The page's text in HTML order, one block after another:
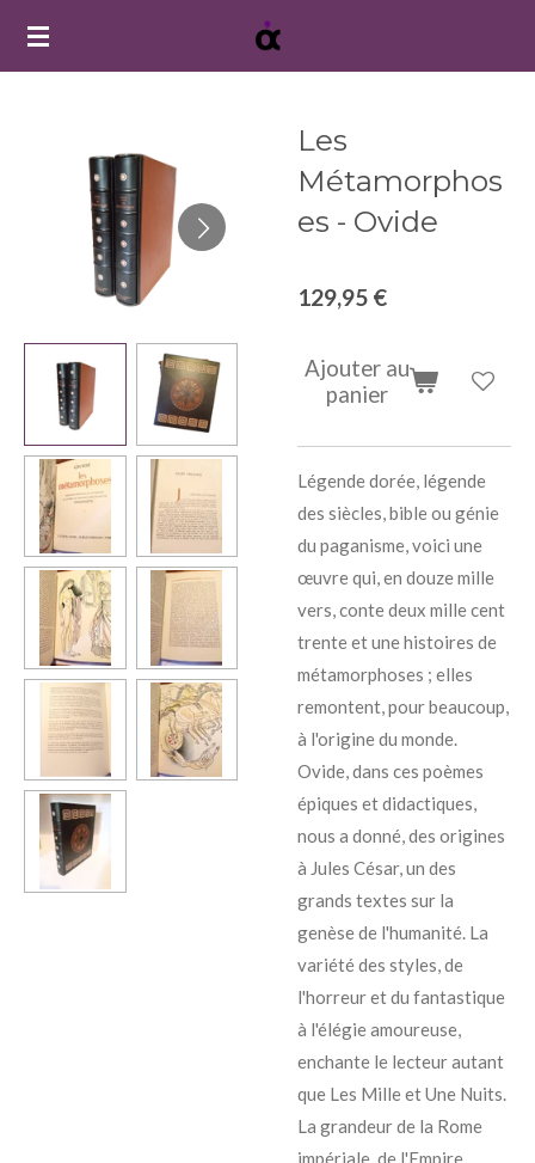
Passer
Les
Métamorphos
es - Ovide
129,95 €
Ajouter au
panier
Légende dorée, légende
des siècles, bible ou génie
du paganisme, voici une
œuvre qui, en douze mille
vers, conte deux mille cent
trente et une histoires de
métamorphoses ; elles
remontent, pour beaucoup,
à l'origine du monde.
Ovide, dans ces poèmes
épiques et didactiques,
nous a donné, des origines
à Jules César, un des
grands textes sur la
genèse de l'humanité. La
variété des styles, de
l'horreur et du fantastique
à l'élégie amoureuse,
enchante le lecteur autant
que Les Mille et Une Nuits.
La grandeur de la Rome
impériale, de l'Empire